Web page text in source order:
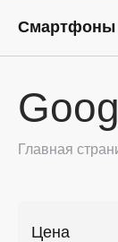
Смартфоны
Главная
Цена